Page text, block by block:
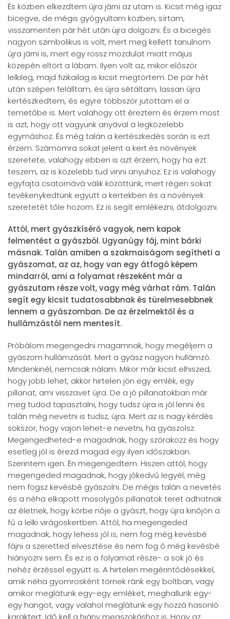
És közben elkezdtem újra járni az utam is. Kicsit még igaz
bicegve, de mégis gyógyultam közben, sírtam,
visszamenten pár hét után újra dolgozni. És a bicegés
nagyon szimbolikus is volt, mert meg kellett tanulnom
újra járni is, mert egy rossz mozdulat miatt május
közepén eltört a lábam. Ilyen volt az, mikor először
lelkileg, majd fizikailag is kicsit megtörtem. De pár hét
után szépen felálltam, és újra sétáltam, lassan újra
kertészkedtem, és egyre többször jutottam el a
temetőbe is. Mert valahogy ott éreztem és érzem most
is azt, hogy ott vagyunk anyával a legközelebb
egymáshoz. És még talán a kertészkedés során is ezt
érzem. Számomra sokat jelent a kert és növények
szeretete, valahogy ebben is azt érzem, hogy ha ezt
teszem, az is közelebb tud vinni anyuhoz. Ez is valahogy
egyfajta csatornává válik közöttünk, mert régen sokat
tevékenykedtünk együtt a kertekben és a növények
szeretetét tőle hozom. Ez is segít emlékezni, átdolgozni.
Attól, mert gyászkísérő vagyok, nem kapok
felmentést a gyászból. Ugyanúgy fáj, mint bárki
másnak. Talán amiben a szakmaiságom segítheti a
gyászomat, az az, hogy van egy átfogó képem
mindarról, ami a folyamat részeként már a
gyászutam része volt, vagy még várhat rám. Talán
segít egy kicsit tudatosabbnak és türelmesebbnek
lennem a gyászomban. De az érzelmektől és a
hullámzástól nem mentesít.
Próbálom megengedni magamnak, hogy megéljem a
gyászom hullámzását. Mert a gyász nagyon hullámzó.
Mindenkinél, nemcsak nálam. Mikor már kicsit elhiszed,
hogy jobb lehet, akkor hirtelen jön egy emlék, egy
pillanat, ami visszavet újra. De a jó pillanatokban már
meg tudod tapasztalni, hogy tudsz újra is jól lenni és
talán még nevetni is tudsz, újra. Mert az is nagy kérdés
sokszor, hogy vajon lehet-e nevetni, ha gyászolsz.
Megengedheted-e magadnak, hogy szórakozz és hogy
esetleg jól is érezd magad egy ilyen időszakban.
Szerintem igen. Én megengedtem. Hiszen attól, hogy
megengeded magadnak, hogy jókedvű legyél, még
nem fogsz kevésbé gyászolni. De mégis talán a nevetés
és a néha elkapott mosolygós pillanatok teret adhatnak
az életnek, hogy körbe nője a gyászt, hogy újra kinőjön a
fű a lelki virágoskertben. Attól, ha megengeded
magadnak, hogy lehess jól is, nem fog még kevésbé
fájni a szeretted elvesztése és nem fog ő még kevésbé
hiányozni sem. És ez is a folyamat része- a sok jó és
nehéz érzéssel együtt is. A hirtelen megérintődésekkel,
amik néha gyomrosként törnek ránk egy boltban, vagy
amikor meglátunk egy-egy emléket, meghallunk egy-
egy hangot, vagy valahol meglátunk egy hozzá hasonló
karaktert. Idő kell a hiány megszokáshoz is. Hogy az